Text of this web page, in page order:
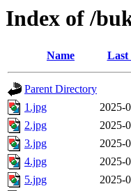
Index of /
Name Last
Parent Directory
1.jpg
2025-
2.jpg
2025-
3.jpg
2025-
4.jpg
2025-
5.jpg
2025-